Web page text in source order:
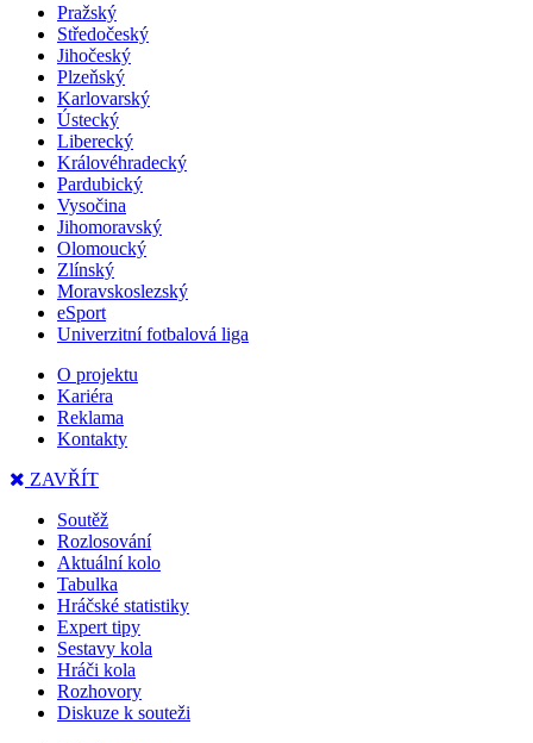
Pražský
Středočeský
Jihočeský
Plzeňský
Karlovarský
Ústecký
Liberecký
Královéhradecký
Pardubický
Vysočina
Jihomoravský
Olomoucký
Zlínský
Moravskoslezský
eSport
Univerzitní fotbalová liga
O projektu
Kariéra
Reklama
Kontakty
ZAVŘÍT
Soutěž
Rozlosování
Aktuální kolo
Tabulka
Hráčské statistiky
Expert tipy
Sestavy kola
Hráči kola
Rozhovory
Diskuze k souteži